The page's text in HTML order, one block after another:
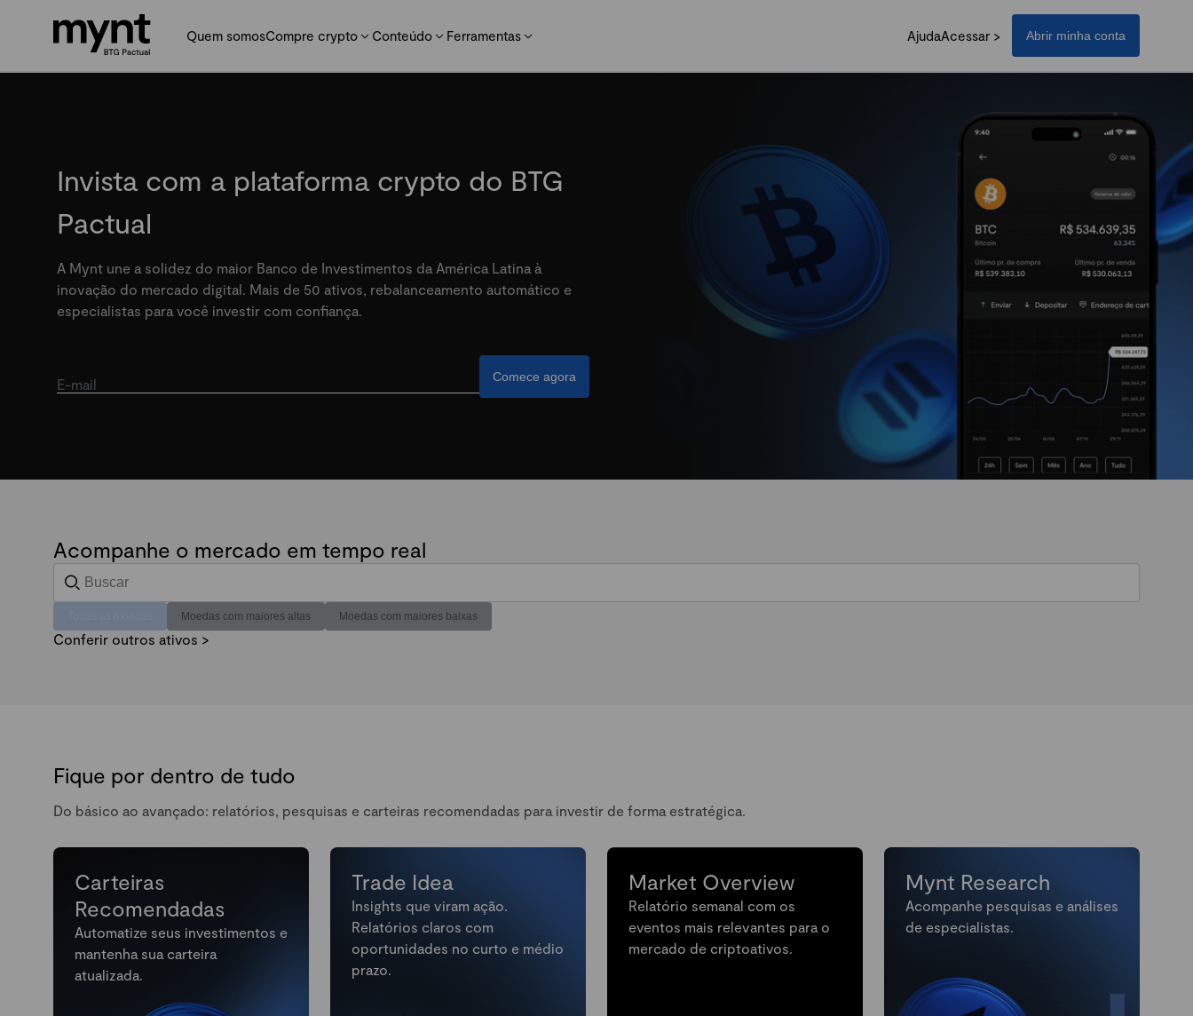
Quem somosCompre crypto Conteúdo Ferramentas AjudaAcessar > Abrir minha conta
Invista com a plataforma crypto do BTG
Pactual
A Mynt une a solidez do maior Banco de Investimentos da América Latina à
inovação do mercado digital. Mais de 50 ativos, rebalanceamento automático e
especialistas para você investir com confiança.
E-mail Comece agora
Acompanhe o mercado em tempo real
Moedas com maiores altas Moedas com maiores baixas
Conferir outros ativos >
Fique por dentro de tudo
Do básico ao avançado: relatórios, pesquisas e carteiras recomendadas para investir de forma estratégica.
Carteiras
Recomendadas
Automatize seus investimentos e
mantenha sua carteira
atualizada.
Trade Idea
Insights que viram ação.
Relatórios claros com
oportunidades no curto e médio
prazo.
Market Overview
Relatório semanal com os
eventos mais relevantes para o
mercado de criptoativos.
Mynt Research
Acompanhe pesquisas e análises
de especialistas.